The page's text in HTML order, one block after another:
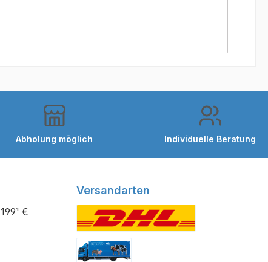
Abholung möglich Individuelle Beratung
€
Versandarten
Benutzerdefiniertes Bild 1